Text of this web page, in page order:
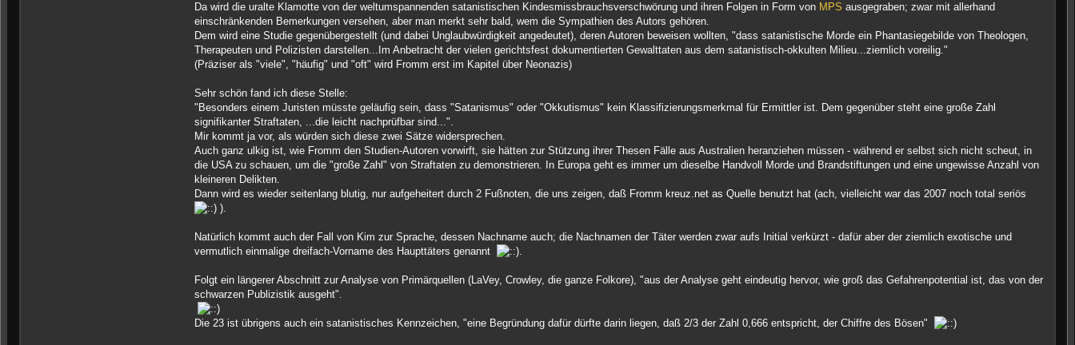
Da wird die uralte Klamotte von der weltumspannenden satanistischen Kindesmissbrauchsverschwörung und ihren Folgen in Form von MPS ausgegraben; zwar mit allerhand
einschränkenden Bemerkungen versehen, aber man merkt sehr bald, wem die Sympathien des Autors gehören.
Dem wird eine Studie gegenübergestellt (und dabei Unglaubwürdigkeit angedeutet), deren Autoren beweisen wollten, "dass satanistische Morde ein Phantasiegebilde von Theologen,
Therapeuten und Polizisten darstellen...Im Anbetracht der vielen gerichtsfest dokumentierten Gewalttaten aus dem satanistisch-okkulten Milieu...ziemlich voreilig."
(Präziser als "viele", "häufig" und "oft" wird Fromm erst im Kapitel über Neonazis)
Sehr schön fand ich diese Stelle:
"Besonders einem Juristen müsste geläufig sein, dass "Satanismus" oder "Okkutismus" kein Klassifizierungsmerkmal für Ermittler ist. Dem gegenüber steht eine große Zahl
signifikanter Straftaten, ...die leicht nachprüfbar sind...".
Mir kommt ja vor, als würden sich diese zwei Sätze widersprechen.
Auch ganz ulkig ist, wie Fromm den Studien-Autoren vorwirft, sie hätten zur Stützung ihrer Thesen Fälle aus Australien heranziehen müssen - während er selbst sich nicht scheut, in
die USA zu schauen, um die "große Zahl" von Straftaten zu demonstrieren. In Europa geht es immer um dieselbe Handvoll Morde und Brandstiftungen und eine ungewisse Anzahl von
kleineren Delikten.
Dann wird es wieder seitenlang blutig, nur aufgeheitert durch 2 Fußnoten, die uns zeigen, daß Fromm kreuz.net as Quelle benutzt hat (ach, vielleicht war das 2007 noch total seriös
).
Natürlich kommt auch der Fall von Kim zur Sprache, dessen Nachname auch; die Nachnamen der Täter werden zwar aufs Initial verkürzt - dafür aber der ziemlich exotische und
vermutlich einmalige dreifach-Vorname des Haupttäters genannt
.
Folgt ein längerer Abschnitt zur Analyse von Primärquellen (LaVey, Crowley, die ganze Folkore), "aus der Analyse geht eindeutig hervor, wie groß das Gefahrenpotential ist, das von der
schwarzen Publizistik ausgeht".
Die 23 ist übrigens auch ein satanistisches Kennzeichen, "eine Begründung dafür dürfte darin liegen, daß 2/3 der Zahl 0,666 entspricht, der Chiffre des Bösen"